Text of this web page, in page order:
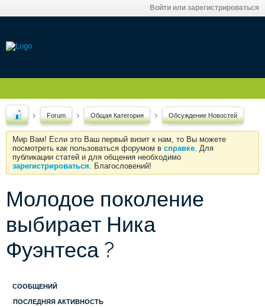
Войти или зарегистрироваться
Forum Общая Категория Обсуждение Новостей
Мир Вам! Если это Ваш первый визит к нам, то Вы можете
посмотреть как пользоваться форумом в справке. Для
публикации статей и для общения необходимо
зарегистрироваться. Благословений!
Молодое поколение
выбирает Ника
Фуэнтеса ?
СООБЩЕНИЙ
ПОСЛЕДНЯЯ АКТИВНОСТЬ